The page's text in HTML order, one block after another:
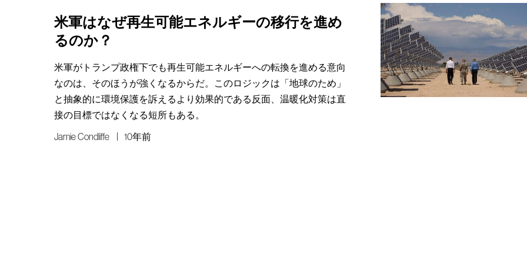
米軍はなぜ再生可能エネルギーの移行を進め
るのか？
米軍がトランプ政権下でも再生可能エネルギーへの転換を進める意向
なのは、そのほうが強くなるからだ。このロジックは「地球のため」
と抽象的に環境保護を訴えるより効果的である反面、温暖化対策は直
接の目標ではなくなる短所もある。
Jamie Condliffe 10年前